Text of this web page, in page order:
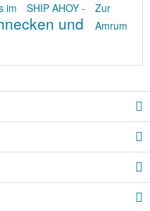
im SHIP AHOY -
Zur
und
Amrum